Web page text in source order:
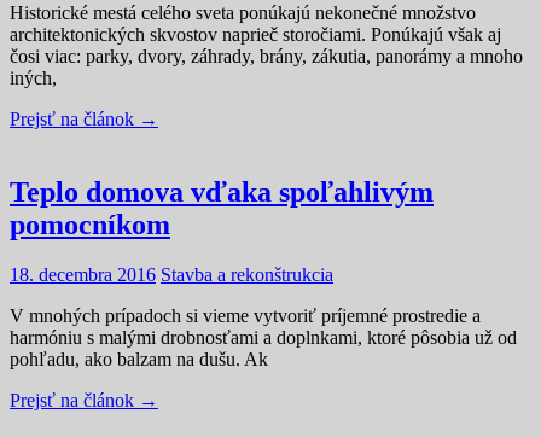
Historické mestá celého sveta ponúkajú nekonečné množstvo
architektonických skvostov naprieč storočiami. Ponúkajú však aj
čosi viac: parky, dvory, záhrady, brány, zákutia, panorámy a mnoho
iných,
Prejsť na článok →
Teplo domova vďaka spoľahlivým
pomocníkom
18. decembra 2016 Stavba a rekonštrukcia
V mnohých prípadoch si vieme vytvoriť príjemné prostredie a
harmóniu s malými drobnosťami a doplnkami, ktoré pôsobia už od
pohľadu, ako balzam na dušu. Ak
Prejsť na článok →